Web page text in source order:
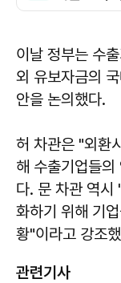
이날 정부는 수
외 유보자금의
안을 논의했다.
허 차관은 "외환
해 수출기업들
다. 문 차관 역시
화하기 위해 기
황"이라고 강조
관련기사